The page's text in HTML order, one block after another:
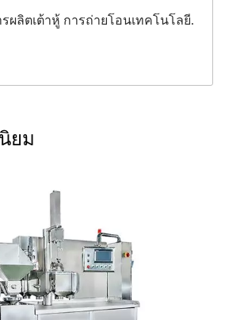
ผลิตเต้าหู้ การถ่ายโอนเทคโนโลยี.
ยม